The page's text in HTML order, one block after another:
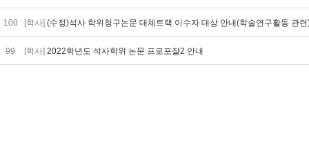
100 [학사] (수정)석사 학위청구논문 대체트랙 이수자 대상 안내(학술연구활동 관
99 [학사] 2022학년도 석사학위 논문 프로포잘2 안내